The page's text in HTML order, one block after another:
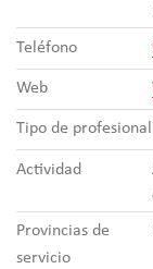
Teléfono
Web
Tipo de profesional
Actividad
Provincias de
servicio